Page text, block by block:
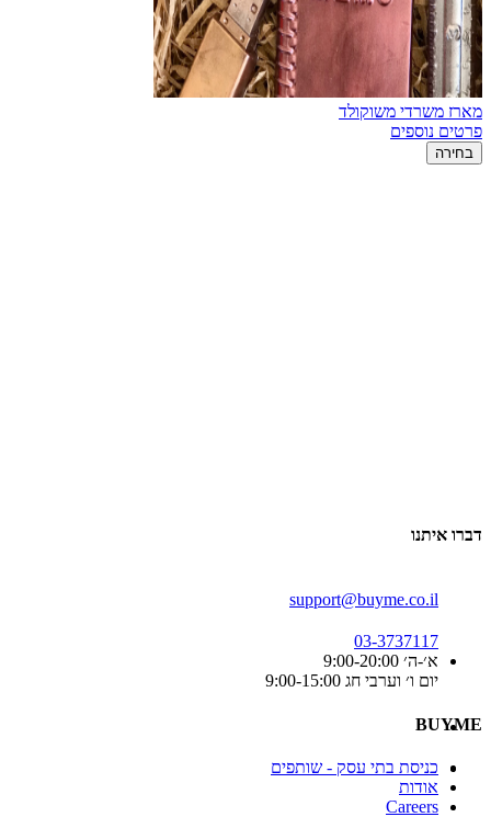
מארז משרדי משוקולד
פרטים נוספים
בחירה
דברו איתנו
support@buyme.co.il
03-3737117
א׳-ה׳ 9:00-20:00
יום ו׳ וערבי חג 9:00-15:00
BUYME
כניסת בתי עסק - שותפים
אודות
Careers